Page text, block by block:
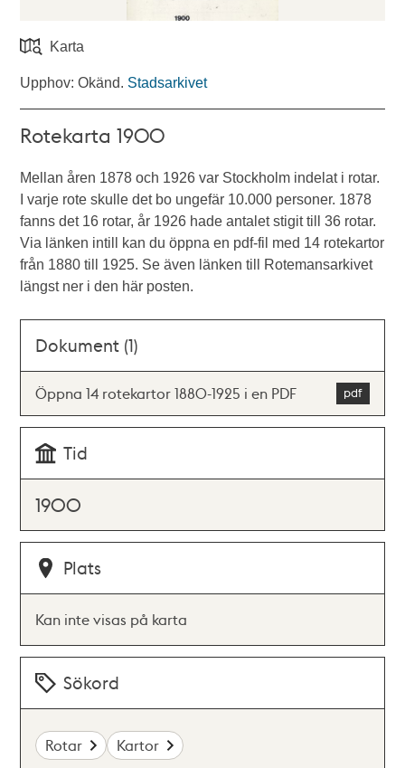
Karta
Upphov: Okänd. Stadsarkivet
Rotekarta 1900
Mellan åren 1878 och 1926 var Stockholm indelat i rotar.
I varje rote skulle det bo ungefär 10.000 personer. 1878
fanns det 16 rotar, år 1926 hade antalet stigit till 36 rotar.
Via länken intill kan du öppna en pdf-fil med 14 rotekartor
från 1880 till 1925. Se även länken till Rotemansarkivet
längst ner i den här posten.
Dokument (1)
Öppna 14 rotekartor 1880-1925 i en PDF
Tid
1900
Plats
Kan inte visas på karta
Sökord
Rotar Kartor